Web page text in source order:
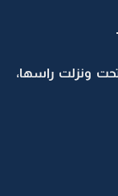
ونزلت راسها،